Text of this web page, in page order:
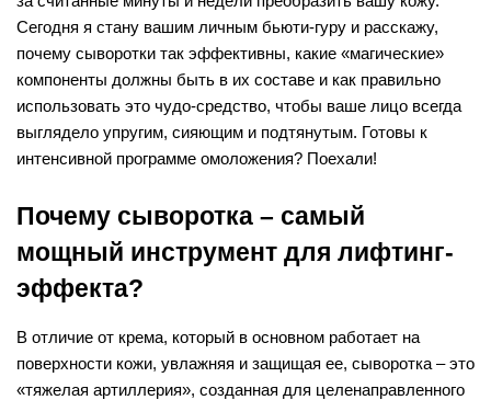
Сегодня я стану вашим личным бьюти-гуру и расскажу,
почему сыворотки так эффективны, какие «магические»
компоненты должны быть в их составе и как правильно
использовать это чудо-средство, чтобы ваше лицо всегда
выглядело упругим, сияющим и подтянутым. Готовы к
интенсивной программе омоложения? Поехали!
Почему сыворотка – самый
мощный инструмент для лифтинг-
эффекта?
В отличие от крема, который в основном работает на
поверхности кожи, увлажняя и защищая ее, сыворотка – это
«тяжелая артиллерия», созданная для целенаправленного